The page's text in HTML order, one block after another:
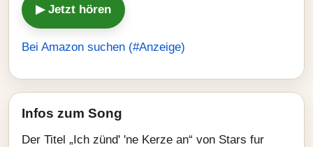
▶ Jetzt hören
Bei Amazon suchen (#Anzeige)
Infos zum Song
Der Titel „Ich zünd' 'ne Kerze an“ von Stars fur